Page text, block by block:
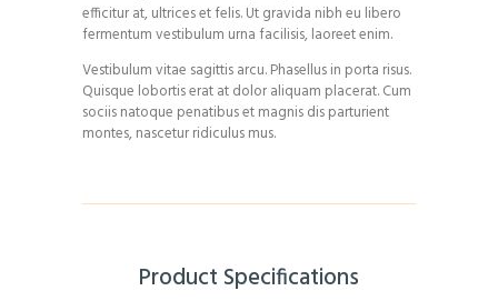
efficitur at, ultrices et felis. Ut gravida nibh eu libero
fermentum vestibulum urna facilisis, laoreet enim.
Vestibulum vitae sagittis arcu. Phasellus in porta risus.
Quisque lobortis erat at dolor aliquam placerat. Cum
sociis natoque penatibus et magnis dis parturient
montes, nascetur ridiculus mus.
Product Specifications